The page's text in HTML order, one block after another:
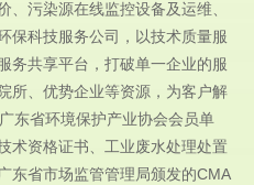
污染源在线监控设备及运维、
保科技服务公司，以技术质量服
务共享平台，打破单一企业的服
所、优势企业等资源，为客户解
东省环境保护产业协会会员单
术资格证书、工业废水处理处置
东省市场监管管理局颁发的CMA